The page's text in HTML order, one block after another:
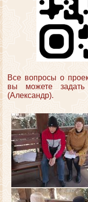
Все вопросы о
вы можете задать
(Александр).